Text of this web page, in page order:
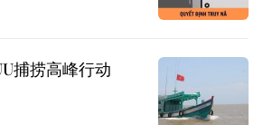
捕捞高峰行动